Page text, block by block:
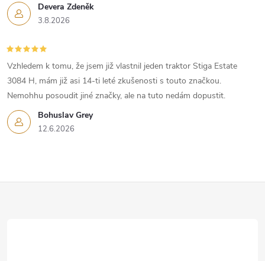
Devera Zdeněk
3.8.2026
Bohuslav Grey
12.6.2026
Vzhledem k tomu, že jsem již vlastnil jeden traktor Stiga Estate
3084 H, mám již asi 14-ti leté zkušenosti s touto značkou.
Nemohhu posoudit jiné značky, ale na tuto nedám dopustit.